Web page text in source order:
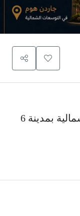
عقار سكني للبيع – التوسعات الشمالية بمدينة 6